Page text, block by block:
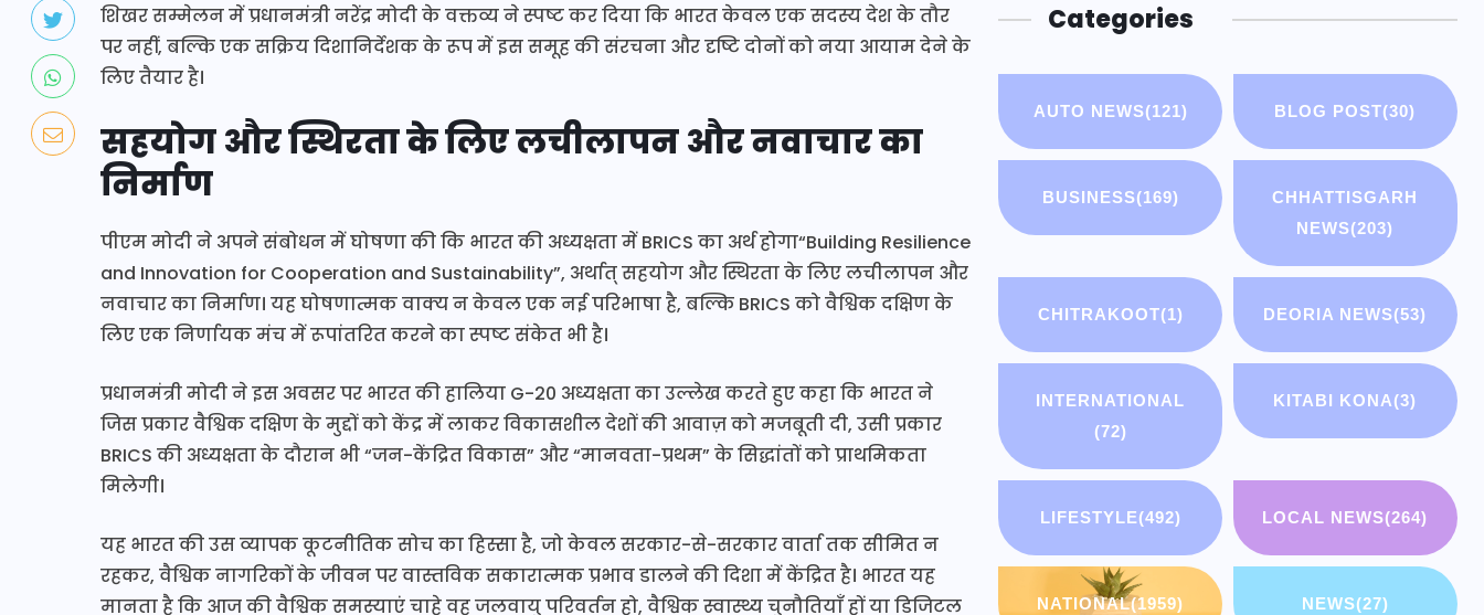
शिखर सम्मेलन में प्रधानमंत्री नरेंद्र मोदी के वक्तव्य ने स्पष्ट कर दिया कि भारत केवल एक सदस्य देश के तौर
पर नहीं, बल्कि एक सक्रिय दिशानिर्देशक के रूप में इस समूह की संरचना और दृष्टि दोनों को नया आयाम देने के
लिए तैयार है।
सहयोग और स्थिरता के लिए लचीलापन और नवाचार का
निर्माण
पीएम मोदी ने अपने संबोधन में घोषणा की कि भारत की अध्यक्षता में BRICS का अर्थ होगा“Building Resilience
and Innovation for Cooperation and Sustainability”, अर्थात् सहयोग और स्थिरता के लिए लचीलापन और
नवाचार का निर्माण। यह घोषणात्मक वाक्य न केवल एक नई परिभाषा है, बल्कि BRICS को वैश्विक दक्षिण के
लिए एक निर्णायक मंच में रूपांतरित करने का स्पष्ट संकेत भी है।
प्रधानमंत्री मोदी ने इस अवसर पर भारत की हालिया G-20 अध्यक्षता का उल्लेख करते हुए कहा कि भारत ने
जिस प्रकार वैश्विक दक्षिण के मुद्दों को केंद्र में लाकर विकासशील देशों की आवाज़ को मजबूती दी, उसी प्रकार
BRICS की अध्यक्षता के दौरान भी “जन-केंद्रित विकास” और “मानवता-प्रथम” के सिद्धांतों को प्राथमिकता
मिलेगी।
यह भारत की उस व्यापक कूटनीतिक सोच का हिस्सा है, जो केवल सरकार-से-सरकार वार्ता तक सीमित न
रहकर, वैश्विक नागरिकों के जीवन पर वास्तविक सकारात्मक प्रभाव डालने की दिशा में केंद्रित है। भारत यह
मानता है कि आज की वैश्विक समस्याएं चाहे वह जलवायु परिवर्तन हो, वैश्विक स्वास्थ्य चुनौतियाँ हों या डिजिटल
Categories
AUTO NEWS(121) BLOG POST(30)
BUSINESS(169)
CHHATTISGARH
NEWS(203)
CHITRAKOOT(1) DEORIA NEWS(53)
INTERNATIONAL
(72)
KITABI KONA(3)
LIFESTYLE(492) LOCAL NEWS(264)
NATIONAL(1959) NEWS(27)